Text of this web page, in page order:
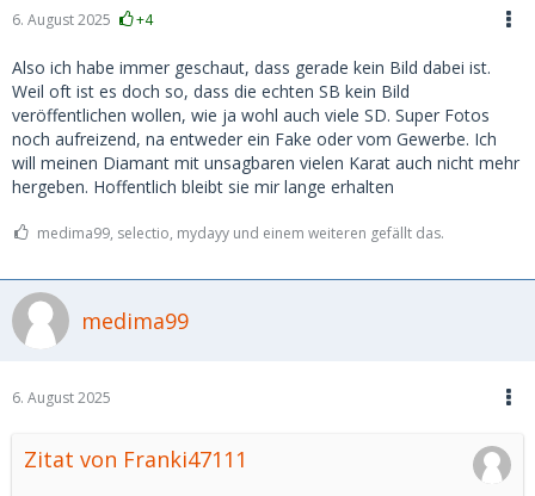
6. August 2025 +4
Also ich habe immer geschaut, dass gerade kein Bild dabei ist.
Weil oft ist es doch so, dass die echten SB kein Bild
veröffentlichen wollen, wie ja wohl auch viele SD. Super Fotos
noch aufreizend, na entweder ein Fake oder vom Gewerbe. Ich
will meinen Diamant mit unsagbaren vielen Karat auch nicht mehr
hergeben. Hoffentlich bleibt sie mir lange erhalten
medima99, selectio, mydayy und einem weiteren gefällt das.
medima99
6. August 2025
Zitat von Franki47111